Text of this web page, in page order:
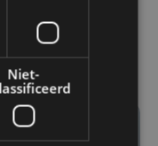
woning in Sint-
Niet-